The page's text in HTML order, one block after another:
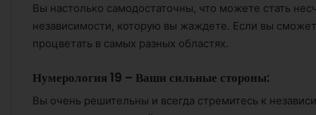
Вы настолько самодостаточны, что можете стать
независимости, которую вы жаждете. Если вы
процветать в самых разных областях.
Нумерология 19 – Ваши сильные стороны:
Вы очень решительны и всегда стремитесь к